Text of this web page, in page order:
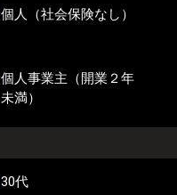
個人（社会保険なし）
個人事業主（開業２年
未満）
30代